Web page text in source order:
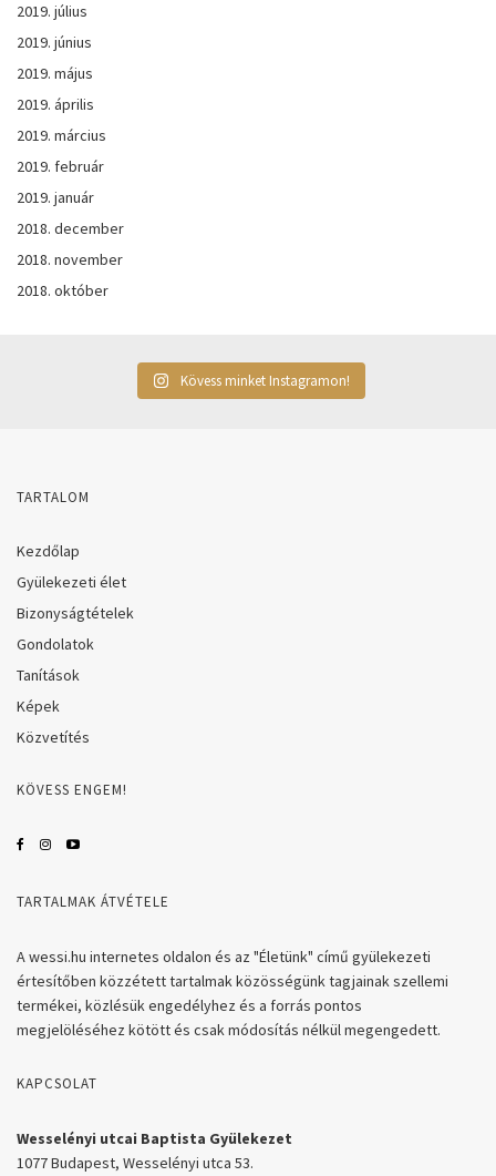
2019. július
2019. június
2019. május
2019. április
2019. március
2019. február
2019. január
2018. december
2018. november
2018. október
Kövess minket Instagramon!
TARTALOM
Kezdőlap
Gyülekezeti élet
Bizonyságtételek
Gondolatok
Tanítások
Képek
Közvetítés
KÖVESS ENGEM!
TARTALMAK ÁTVÉTELE
A wessi.hu internetes oldalon és az "Életünk" című gyülekezeti
értesítőben közzétett tartalmak közösségünk tagjainak szellemi
termékei, közlésük engedélyhez és a forrás pontos
megjelöléséhez kötött és csak módosítás nélkül megengedett.
KAPCSOLAT
Wesselényi utcai Baptista Gyülekezet
1077 Budapest, Wesselényi utca 53.